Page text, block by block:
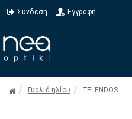
Σύνδεση Εγγραφή
Γυαλιά ηλίου TELENDOS